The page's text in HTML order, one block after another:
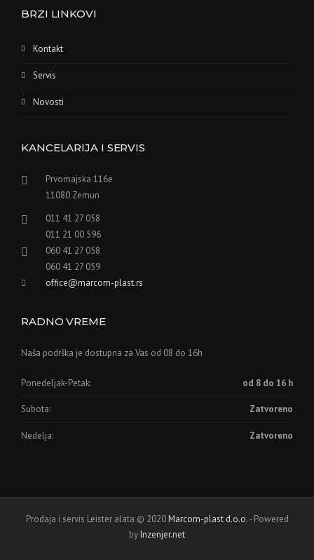
BRZI LINKOVI
Kontakt
Servis
Novosti
KANCELARIJA I SERVIS
Prvomajska 116e
11080 Zemun
011 41 27 058
011 21 00 596
060 41 27 058
060 41 27 059
office@marcom-plast.rs
RADNO VREME
Naša podrška je dostupna za Vas od 08 do 16h
Ponedeljak-Petak: od 8 do 16 h
Subota: Zatvoreno
Nedelja: Zatvoreno
Prodaja i servis Leister alata © 2020 Marcom-plast d.o.o.- Powered
by Inzenjer.net